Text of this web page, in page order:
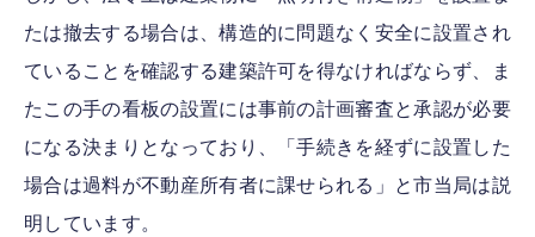
たは撤去する場合は、構造的に問題なく安全に設置され
ていることを確認する建築許可を得なければならず、ま
たこの手の看板の設置には事前の計画審査と承認が必要
になる決まりとなっており、「手続きを経ずに設置した
場合は過料が不動産所有者に課せられる」と市当局は説
明しています。